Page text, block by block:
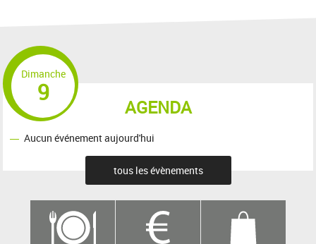
AGENDA
Dimanche
9
Aucun événement aujourd'hui
tous les évènements